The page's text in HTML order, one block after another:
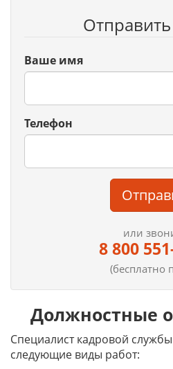
Отправить
Ваше имя
Телефон
или
8 800
(бесплатно
Должностные
Специалист кадровой
следующие виды работ: